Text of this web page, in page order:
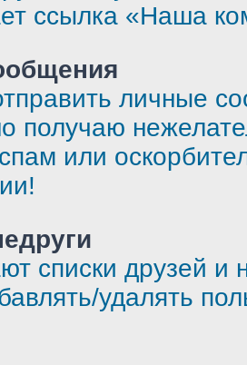
ссылка «Наша
личные
получаю
или
списки друзей и
удалять